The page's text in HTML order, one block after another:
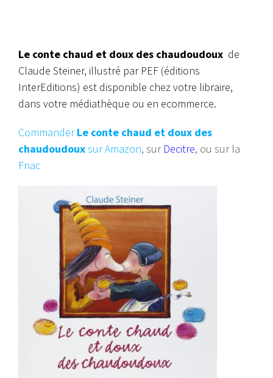
Le conte chaud et doux des chaudoudoux de
Claude Steiner, illustré par PEF (éditions
InterEditions) est disponible chez votre libraire,
dans votre médiathèque ou en ecommerce.
CommanderLe conte chaud et doux des
chaudoudouxsur Amazon, sur Decitre, ou sur la
Fnac